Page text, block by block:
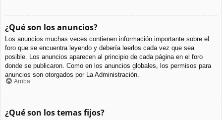
¿Qué son los anuncios?
Los anuncios muchas veces contienen información importante sobre el
foro que se encuentra leyendo y debería leerlos cada vez que sea
posible. Los anuncios aparecen al principio de cada página en el foro
donde se publicaron. Como en los anuncios globales, los permisos para
anuncios son otorgados por La Administración.
Arriba
¿Qué son los temas fijos?